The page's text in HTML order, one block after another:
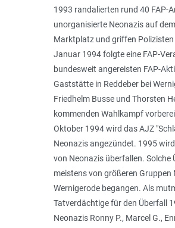
1993 randalierten rund 40 FAP-
unorganisierte Neonazis auf
Marktplatz und griffen
Januar 1994 folgte eine FAP-
bundesweit angereisten FAP-
Gaststätte in Reddeber bei
Friedhelm Busse und Thorsten
kommenden Wahlkampf
Oktober 1994 wird das AJZ
Neonazis angezündet. 1995
von Neonazis überfallen. Solche
meistens von größeren Gruppen
Wernigerode begangen. Als
Tatverdächtige für den Überfall
Neonazis Ronny P., Marcel G.,